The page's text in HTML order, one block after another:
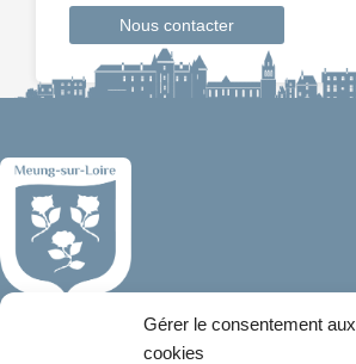
Gérer le consentement aux
cookies
Nous contacter
Mairie de Meung-sur-Loire